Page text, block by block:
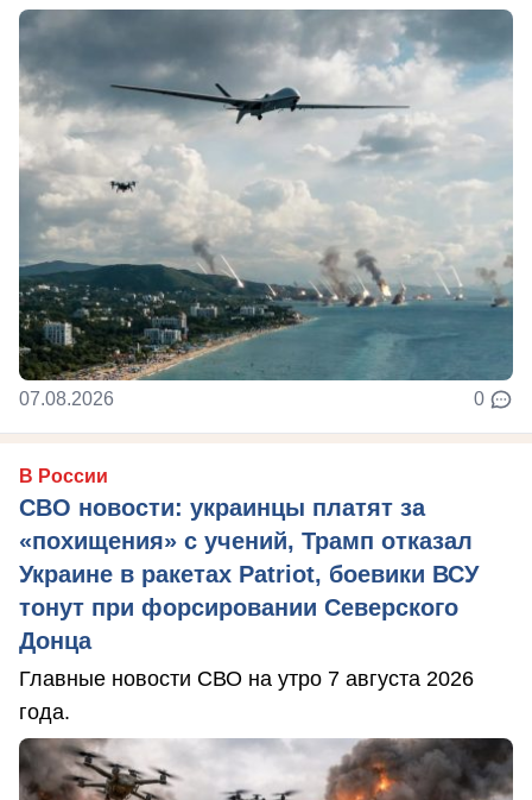
07.08.2026 0
В России
СВО новости: украинцы платят за
«похищения» с учений, Трамп отказал
Украине в ракетах Patriot, боевики ВСУ
тонут при форсировании Северского
Донца
Главные новости СВО на утро 7 августа 2026
года.